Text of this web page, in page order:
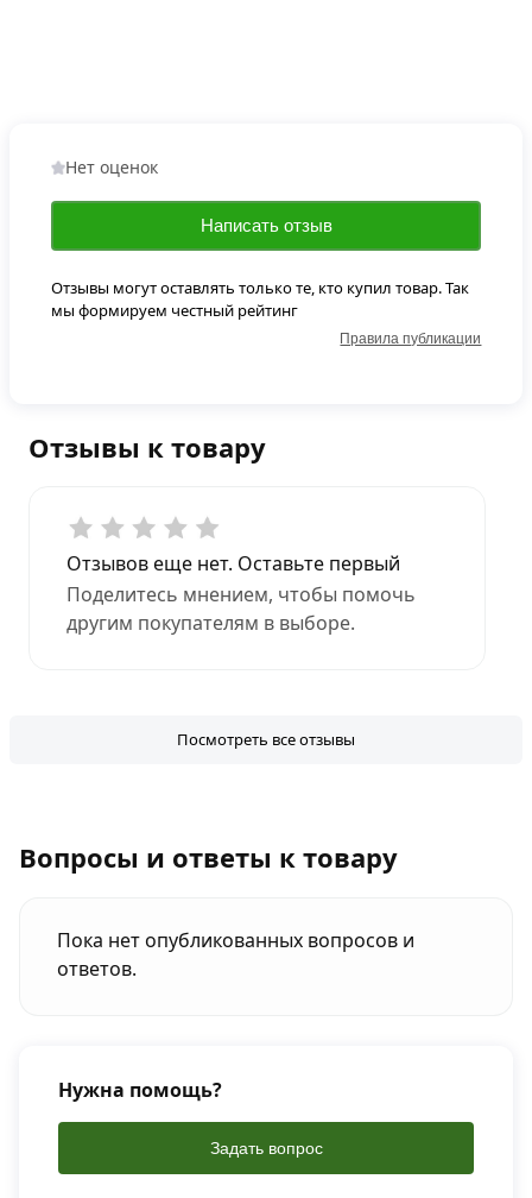
Отзывы к товару
Отзывов еще нет. Оставьте первый
Поделитесь мнением, чтобы помочь
другим покупателям в выборе.
Посмотреть все отзывы
Нет оценок
Написать отзыв
Отзывы могут оставлять только те, кто купил товар. Так
мы формируем честный рейтинг
Правила публикации
Вопросы и ответы к товару
Пока нет опубликованных вопросов и
ответов.
Нужна помощь?
Задать вопрос